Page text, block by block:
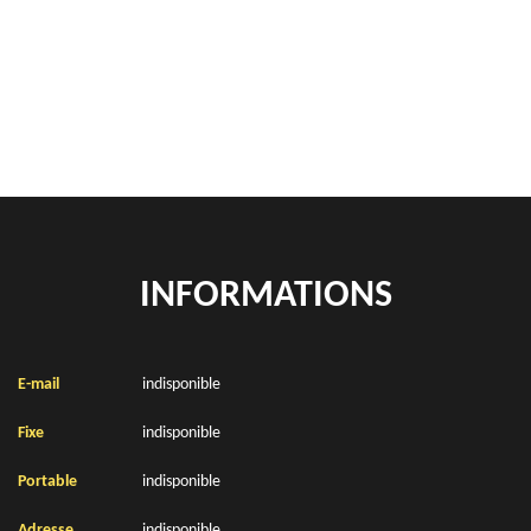
INFORMATIONS
E-mail indisponible
Fixe indisponible
Portable indisponible